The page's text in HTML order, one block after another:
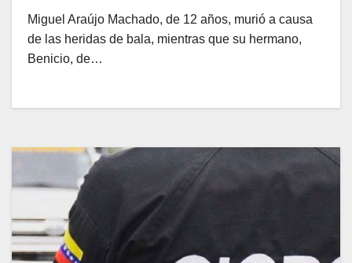
Miguel Araújo Machado, de 12 años, murió a causa
de las heridas de bala, mientras que su hermano,
Benicio, de…